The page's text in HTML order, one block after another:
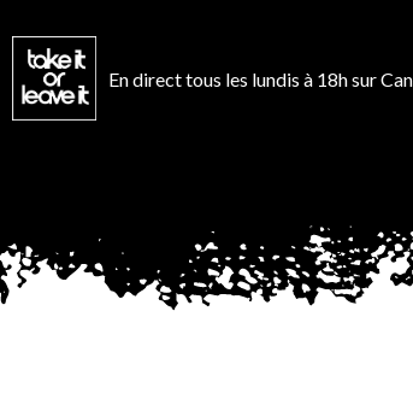
au
contenu
En direct tous les lundis à 18h sur